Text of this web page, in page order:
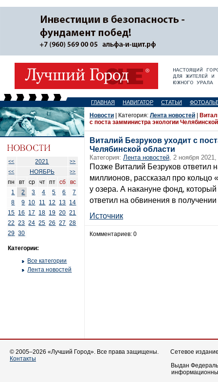
ГЛАВНАЯ НАВИГАТОР СТАТЬИ
<< 2021
>>
<<
НОЯБРЬ >>
пн вт ср чт пт сб
вс
1
2 3 4 5 6
7
8
9 10 11 12 13 14
15 16 17 18 19 20 21
22
23 24 25 26 27
28
29 30
Категории:
Все категории
Лента новостей
Новости | Категория: Лента новостей
с поста замминистра экологии
Виталий Безруков уходит с
Челябинской области
Категория: Лента новостей, 2 ноября
Позже Виталий Безруков ответил
миллионов, рассказал про
у озера. А накануне фонд,
ответил на обвинения в
Источник
Комментариев: 0
© 2005–2026 «Лучший Город». Все права защищены.
Контакты
Сетевое
Выдан